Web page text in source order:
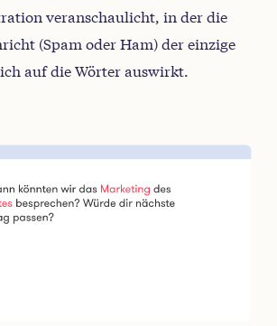
veranschaulicht, in der die
(Spam oder Ham) der einzige
auf die Wörter auswirkt.